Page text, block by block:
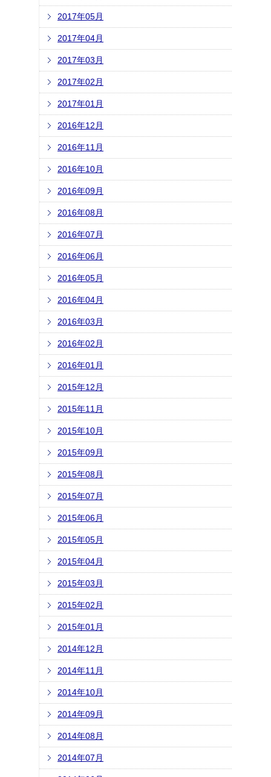
2017年05月
2017年04月
2017年03月
2017年02月
2017年01月
2016年12月
2016年11月
2016年10月
2016年09月
2016年08月
2016年07月
2016年06月
2016年05月
2016年04月
2016年03月
2016年02月
2016年01月
2015年12月
2015年11月
2015年10月
2015年09月
2015年08月
2015年07月
2015年06月
2015年05月
2015年04月
2015年03月
2015年02月
2015年01月
2014年12月
2014年11月
2014年10月
2014年09月
2014年08月
2014年07月